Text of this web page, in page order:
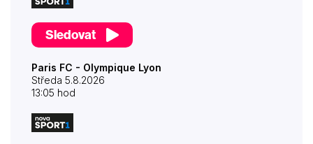
Sledovat
Paris FC - Olympique Lyon
Středa 5.8.2026
13:05 hod